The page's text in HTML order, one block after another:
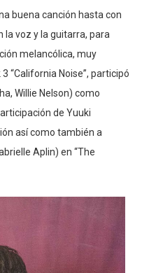
buena canción hasta con
voz y la guitarra, para
melancólica, muy
“California Noise”, participó
Willie Nelson) como
de Yuuki
así como también a
Aplin) en “The